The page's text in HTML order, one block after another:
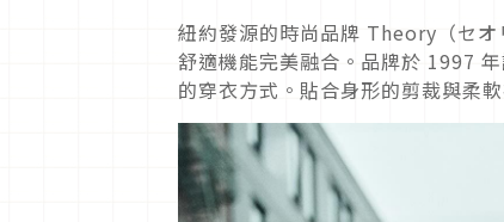
紐約發源的時尚品牌 Theory（セ
舒適機能完美融合。品牌於 1997
的穿衣方式。貼合身形的剪裁與柔